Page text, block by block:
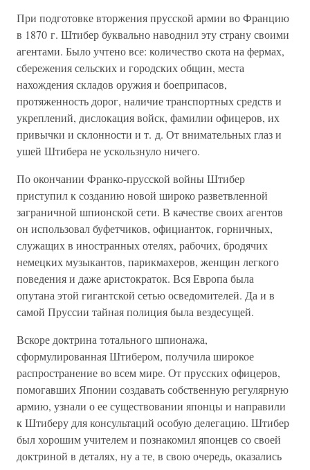
При подготовке вторжения прусской армии во Францию
в 1870 г. Штибер буквально наводнил эту страну своими
агентами. Было учтено все: количество скота на фермах,
сбережения сельских и городских общин, места
нахождения складов оружия и боеприпасов,
протяженность дорог, наличие транспортных средств и
укреплений, дислокация войск, фамилии офицеров, их
привычки и склонности и т. д. От внимательных глаз и
ушей Штибера не ускользнуло ничего.
По окончании Франко-прусской войны Штибер
приступил к созданию новой широко разветвленной
заграничной шпионской сети. В качестве своих агентов
он использовал буфетчиков, официанток, горничных,
служащих в иностранных отелях, рабочих, бродячих
немецких музыкантов, парикмахеров, женщин легкого
поведения и даже аристократок. Вся Европа была
опутана этой гигантской сетью осведомителей. Да и в
самой Пруссии тайная полиция была вездесущей.
Вскоре доктрина тотального шпионажа,
сформулированная Штибером, получила широкое
распространение во всем мире. От прусских офицеров,
помогавших Японии создавать собственную регулярную
армию, узнали о ее существовании японцы и направили
к Штиберу для консультаций особую делегацию. Штибер
был хорошим учителем и познакомил японцев со своей
доктриной в деталях, ну а те, в свою очередь, оказались